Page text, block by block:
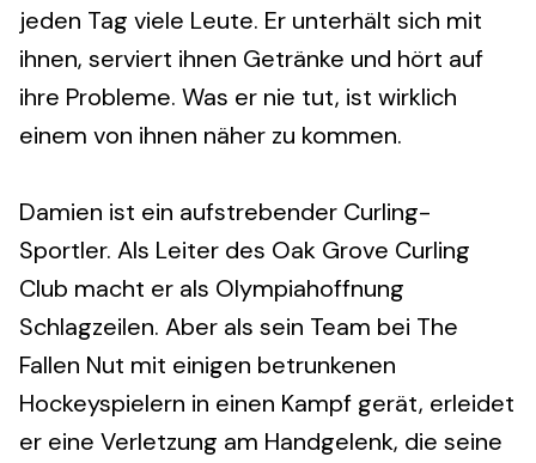
jeden Tag viele Leute. Er unterhält sich mit
ihnen, serviert ihnen Getränke und hört auf
ihre Probleme. Was er nie tut, ist wirklich
einem von ihnen näher zu kommen.
Damien ist ein aufstrebender Curling-
Sportler. Als Leiter des Oak Grove Curling
Club macht er als Olympiahoffnung
Schlagzeilen. Aber als sein Team bei The
Fallen Nut mit einigen betrunkenen
Hockeyspielern in einen Kampf gerät, erleidet
er eine Verletzung am Handgelenk, die seine